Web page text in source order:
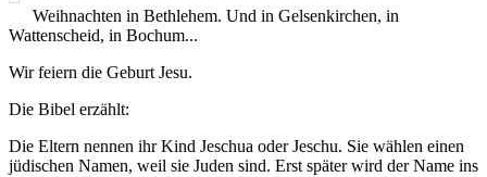
Weihnachten in Bethlehem. Und in Gelsenkirchen, in
Wattenscheid, in Bochum...
Wir feiern die Geburt Jesu.
Die Bibel erzählt:
Die Eltern nennen ihr Kind Jeschua oder Jeschu. Sie wählen einen
jüdischen Namen, weil sie Juden sind. Erst später wird der Name ins